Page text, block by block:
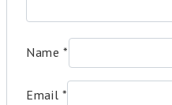
Name*
Email *